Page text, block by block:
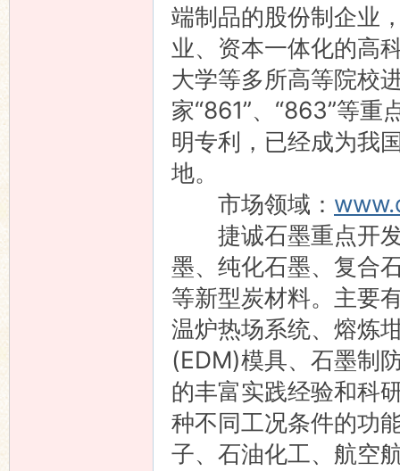
端制品的股份制企业
业、资本一体化的高
大学等多所高等院校
家“861”、“863”等
明专利，已经成为我
地。
市场领域：
捷诚石墨重点开发
墨、纯化石墨、复合
等新型炭材料。主要
温炉热场系统、熔炼
(EDM)模具、石墨制
的丰富实践经验和科
种不同工况条件的功
子、石油化工、航空